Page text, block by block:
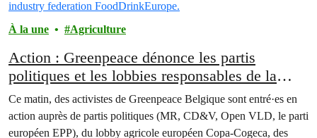
À la une Agriculture
Action : Greenpeace dénonce les partis
politiques et les lobbies responsables de la
misère des agriculteur·rices
Ce matin, des activistes de Greenpeace Belgique sont entré·es en
action auprès de partis politiques (MR, CD&V, Open VLD, le parti
européen EPP), du lobby agricole européen Copa-Cogeca, des